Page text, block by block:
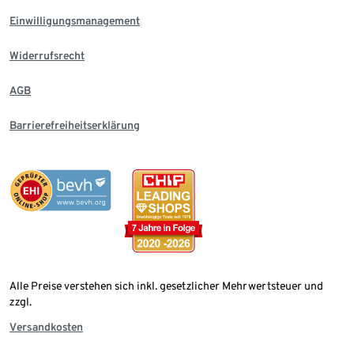
Einwilligungsmanagement
Widerrufsrecht
AGB
Barrierefreiheitserklärung
Alle Preise verstehen sich inkl. gesetzlicher Mehrwertsteuer und
zzgl.
Versandkosten